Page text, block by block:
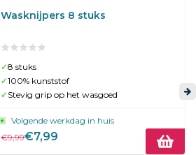
Wasknijpers 8 stuks
✓8 stuks
✓100% kunststof
✓ Stevig grip op het wasgoed
Volgende werkdag in huis
€9,99€7,99